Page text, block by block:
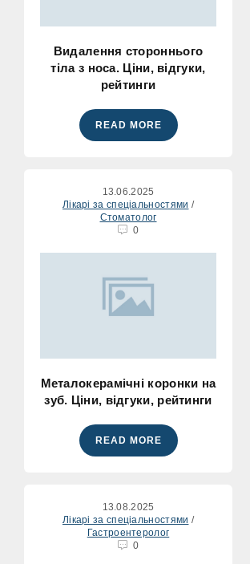
Видалення стороннього
тіла з носа. Ціни, відгуки,
рейтинги
READ MORE
13.06.2025
Лікарі за спеціальностями /
Стоматолог
0
Металокерамічні коронки на
зуб. Ціни, відгуки, рейтинги
READ MORE
13.08.2025
Лікарі за спеціальностями /
Гастроентеролог
0